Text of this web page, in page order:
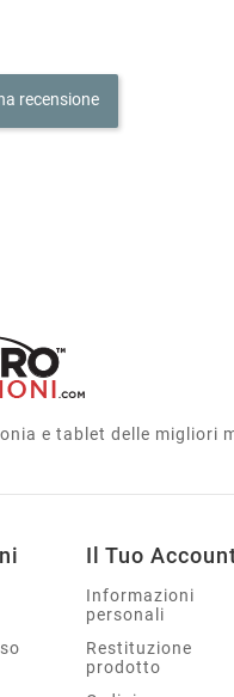
recensione
e tablet delle migliori
Il Tuo
Informazioni
personali
Restituzione
prodotto